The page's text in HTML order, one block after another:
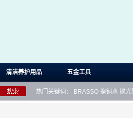
清洁养护用品 五金工具
热门关键词： BRASSO 擦铜水 抛光